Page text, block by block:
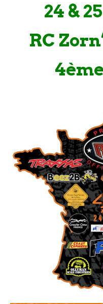
24 & 25
RC